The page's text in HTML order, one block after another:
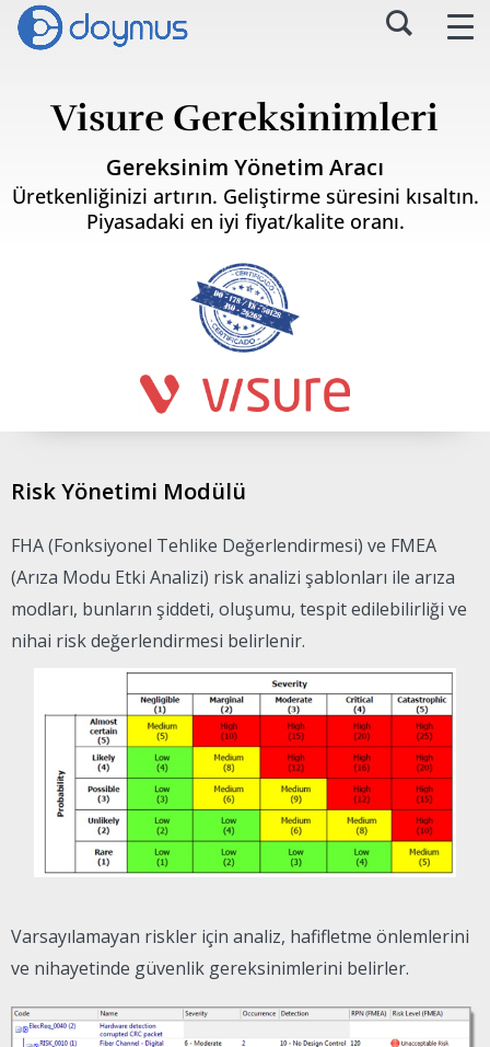
Visure Gereksinimleri
Gereksinim Yönetim Aracı
Üretkenliğinizi artırın. Geliştirme süresini kısaltın.
Piyasadaki en iyi fiyat/kalite oranı.
Risk Yönetimi Modülü
FHA (Fonksiyonel Tehlike Değerlendirmesi) ve FMEA
(Arıza Modu Etki Analizi) risk analizi şablonları ile arıza
modları, bunların şiddeti, oluşumu, tespit edilebilirliği ve
nihai risk değerlendirmesi belirlenir.
Varsayılamayan riskler için analiz, hafifletme önlemlerini
ve nihayetinde güvenlik gereksinimlerini belirler.